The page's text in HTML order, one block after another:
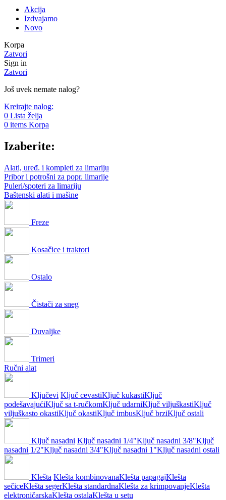
Akcija
Izdvajamo
Novo
Korpa
Zatvori
Sign in
Zatvori
Još uvek nemate nalog?
Kreirajte nalog:
0 Lista želja
0 items Korpa
Izaberite:
Alati, uređ. i kompleti za limariju
Pribor i potrošni za popr. limarije
Puleri/spoteri za limariju
Baštenski alati i mašine
Freze
Kosačice i traktori
Ostalo
Čistači za sneg
Duvaljke
Trimeri
Ručni alat
Ključevi Ključ cevastiKljuč kukastiKljuč
podešavajućiKljuč sa t-ručkomKljuč udarniKljuč viljuškastiKljuč
viljuškasto okastiKljuč okastiKljuč imbusKljuč brziKljuč ostali
Ključ nasadni Ključ nasadni 1/4"Ključ nasadni 3/8"Ključ
nasadni 1/2"Ključ nasadni 3/4"Ključ nasadni 1"Ključ nasadni ostali
Klešta Klešta kombinovanaKlešta papagajKlešta
sečiceKlešta segerKlešta standardnaKlešta za krimpovanjeKlešta
elektroničarskaKlešta ostalaKlešta u setu